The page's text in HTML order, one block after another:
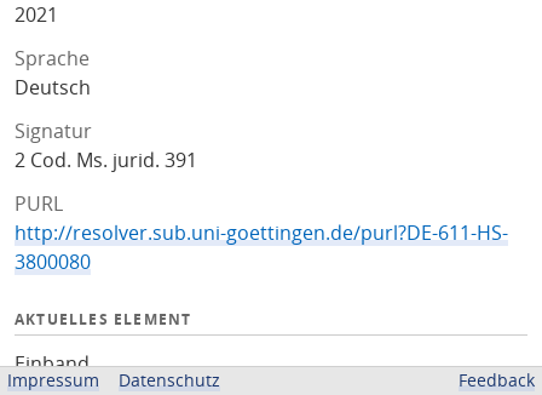
2021
Sprache
Deutsch
Signatur
2 Cod. Ms. jurid. 391
PURL
http://resolver.sub.uni-goettingen.de/purl?DE-611-HS-
3800080
AKTUELLES ELEMENT
Einband
Impressum Datenschutz Feedback